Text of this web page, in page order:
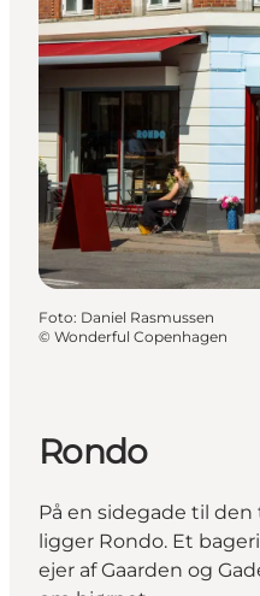
Foto: Daniel Rasmussen
© Wonderful Copenhagen
Rondo
På en sidegade til
ligger Rondo. Et
ejer af Gaarden og